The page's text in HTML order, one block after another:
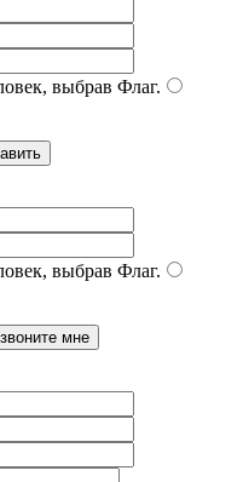
выбрав Флаг.
выбрав Флаг.